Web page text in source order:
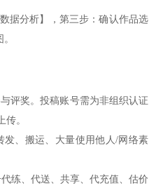
据分析】，第三步：确认作品选
评奖。投稿账号需为非组织认证
。
发、搬运、大量使用他人/网络素
练、代送、共享、代充值、估价